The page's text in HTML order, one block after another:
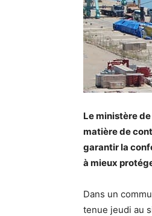
Le ministère
matière de
garantir la
à mieux
Dans un
tenue jeudi au